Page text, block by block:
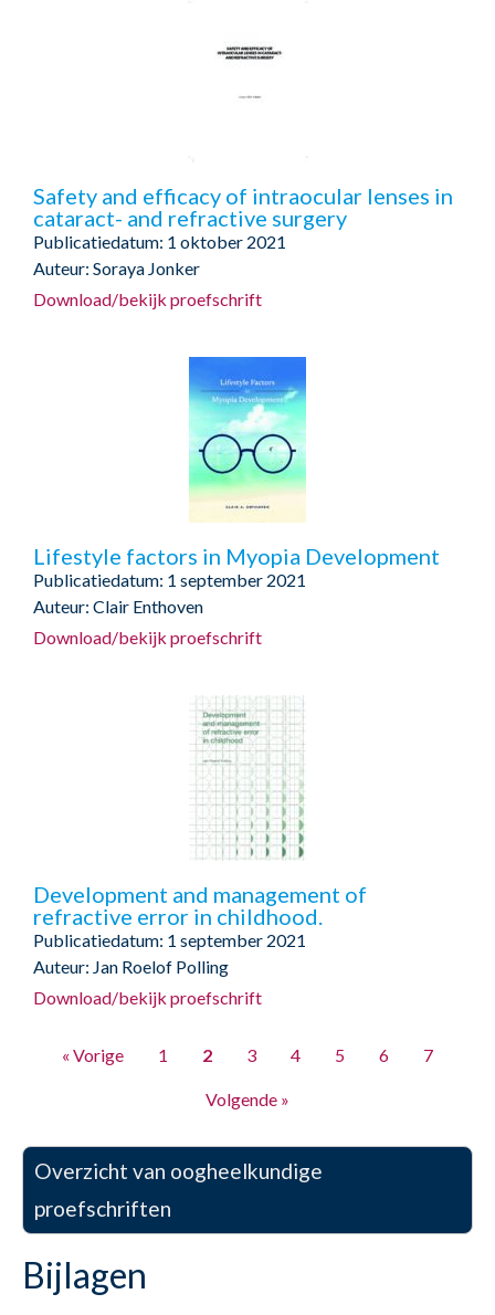
Safety and efficacy of intraocular lenses in
cataract- and refractive surgery
Publicatiedatum: 1 oktober 2021
Auteur: Soraya Jonker
Download/bekijk proefschrift
Lifestyle factors in Myopia Development
Publicatiedatum: 1 september 2021
Auteur: Clair Enthoven
Download/bekijk proefschrift
Development and management of
refractive error in childhood.
Publicatiedatum: 1 september 2021
Auteur: Jan Roelof Polling
Download/bekijk proefschrift
« Vorige 1 2 3 4 5 6 7
Volgende »
Overzicht van oogheelkundige
proefschriften
Bijlagen